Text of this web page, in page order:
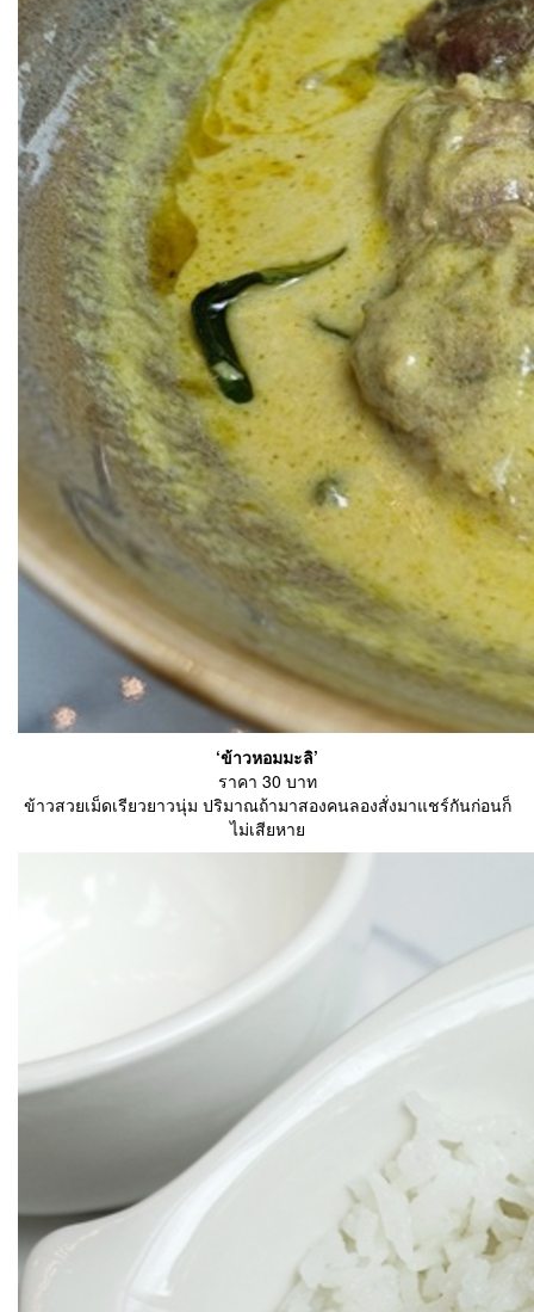
‘ข้าวหอมมะลิ’
ราคา 30 บาท
ข้าวสวยเม็ดเรียวยาวนุ่ม ปริมาณถ้ามาสองคนลองสั่งมาแชร์กันก่อนก็
ไม่เสียหาย